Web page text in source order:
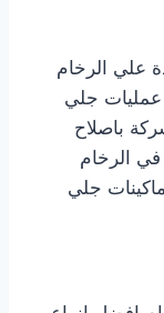
علي الرخام
جلي
باصلاح
الرخام
جلي